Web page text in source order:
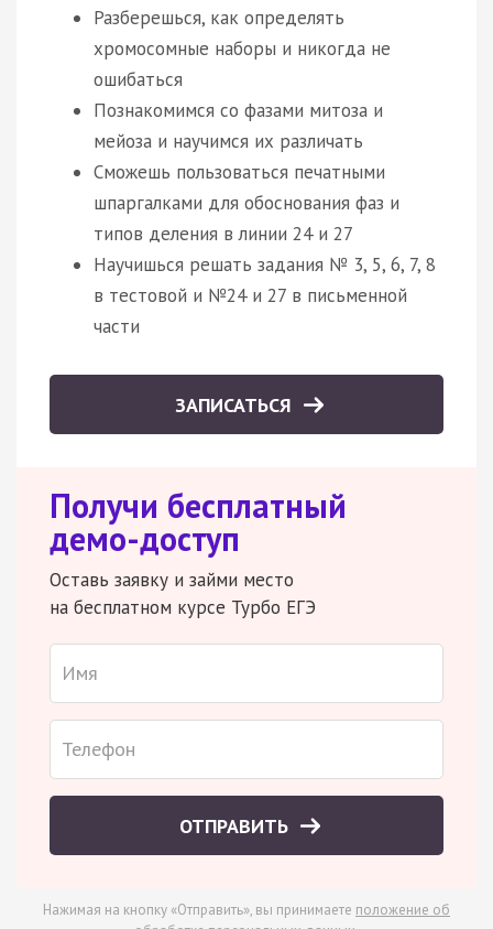
Разберешься, как определять
хромосомные наборы и никогда не
ошибаться
Познакомимся со фазами митоза и
мейоза и научимся их различать
Сможешь пользоваться печатными
шпаргалками для обоснования фаз и
типов деления в линии 24 и 27
Научишься решать задания № 3, 5, 6, 7, 8
в тестовой и №24 и 27 в письменной
части
ЗАПИСАТЬСЯ
Получи бесплатный
демо-доступ
Оставь заявку и займи место
на бесплатном курсе Турбо ЕГЭ
ОТПРАВИТЬ
Нажимая на кнопку «Отправить», вы принимаете положение об